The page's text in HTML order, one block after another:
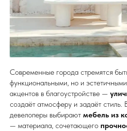
Современные города стремятся
функциональными, но и
акцентов в благоустройстве —
создаёт атмосферу и задаёт
девелоперы выбирают мебель из
— материала, сочетающего